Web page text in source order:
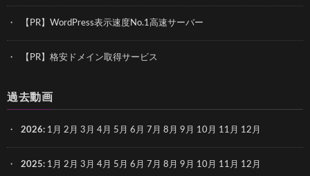
【PR】WordPress表示速度No.1高速サーバー
【PR】格安ドメイン取得サービス
過去動画
2026: 1月 2月 3月 4月 5月 6月 7月 8月 9月 10月 11月 12月
2025: 1月 2月 3月 4月 5月 6月 7月 8月 9月 10月 11月 12月